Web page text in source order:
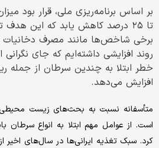
تا ۲۵ درصد کاهش یابد که این
برخی شاخص‌ها مانند مصرف دخانیات
روند افزایشی داشته‌ایم که جای
خطر ابتلا به چندین سرطان از جمله
افزایش می‌دهد.
متأسفانه نسبت به بحث‌های زیست
است. از عوامل مهم ابتلا به انواع سرطان
کرد. سبک تغذیه ایرانی‌ها در سال‌های اخیر